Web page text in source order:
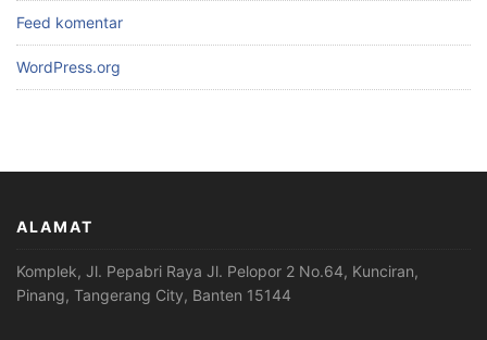
Feed komentar
WordPress.org
ALAMAT
Komplek, Jl. Pepabri Raya Jl. Pelopor 2 No.64, Kunciran,
Pinang, Tangerang City, Banten 15144